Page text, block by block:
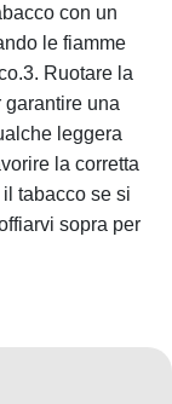
con un
le fiamme
Ruotare la
una
leggera
la corretta
tabacco se si
sopra per